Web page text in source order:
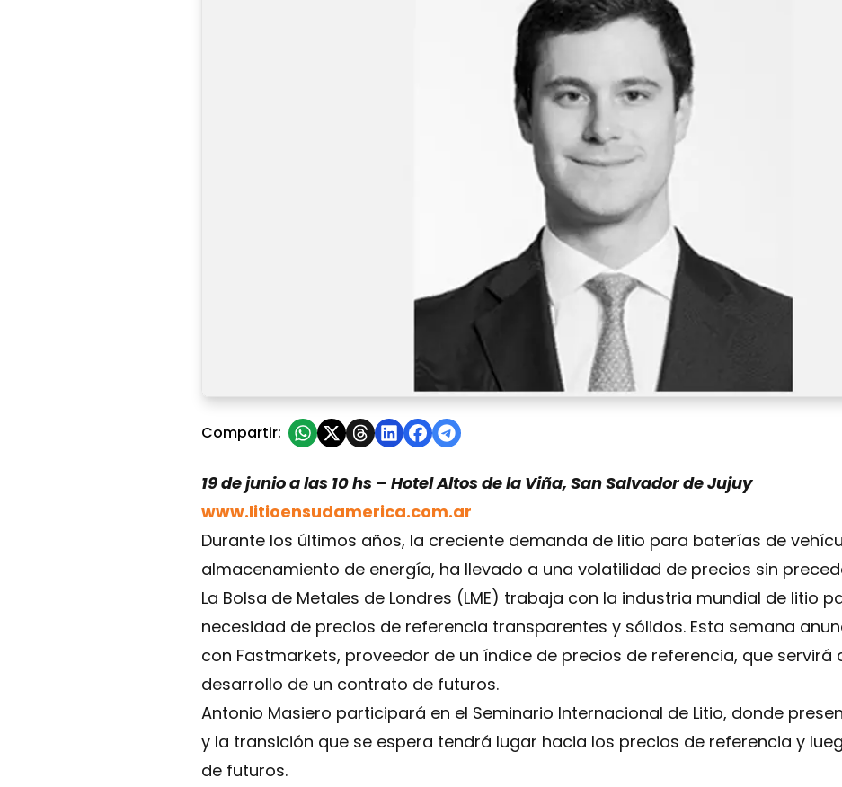
La Bolsa de Metales de Londres (LME) participará del Seminario Internacional de Litio
Compartir:
19 de junio a las 10 hs – Hotel Altos de la Viña, San Salvador de Jujuy
www.litioensudamerica.com.ar
Durante los últimos años, la creciente demanda de litio para baterías de
almacenamiento de energía, ha llevado a una volatilidad de precios sin
La Bolsa de Metales de Londres (LME) trabaja con la industria mundial de litio
necesidad de precios de referencia transparentes y sólidos. Esta semana
con Fastmarkets, proveedor de un índice de precios de referencia, que servirá
desarrollo de un contrato de futuros.
Antonio Masiero participará en el Seminario Internacional de Litio, donde
y la transición que se espera tendrá lugar hacia los precios de referencia y
de futuros.